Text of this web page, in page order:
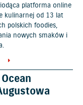
platforma online
kulinarnej od 13 lat
polskich foodies,
nowych smaków i